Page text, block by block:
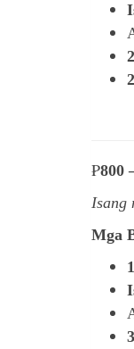
₱800
Isang
Mga